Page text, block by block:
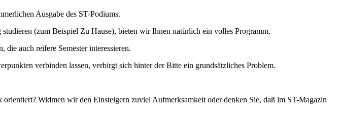
Ausgabe des ST-Podiums.
(zum Beispiel Zu Hause), bieten wir Ihnen natürlich ein volles Programm.
auch reifere Semester interessieren.
verbinden lassen, verbirgt sich hinter der Bitte ein grundsätzliches Problem.
Widmen wir den Einsteigern zuviel Aufmerksamkeit oder denken Sie, daß im ST-Magazin